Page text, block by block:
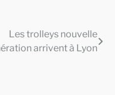
Les trolleys nouvelle
arrivent à Lyon